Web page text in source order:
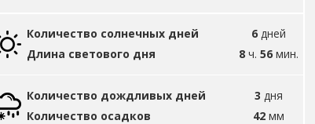
Количество солнечных дней
Длина светового дня
6 дней
8 ч. 56 мин.
Количество дождливых дней
Количество осадков
3 дня
42 мм